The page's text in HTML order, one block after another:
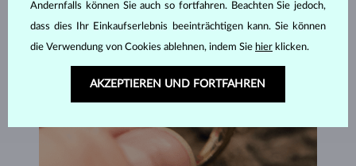
Andernfalls können Sie auch so fortfahren. Beachten Sie jedoch,
dass dies Ihr Einkaufserlebnis beeinträchtigen kann. Sie können
die Verwendung von Cookies ablehnen, indem Sie hier klicken.
AKZEPTIEREN UND FORTFAHREN